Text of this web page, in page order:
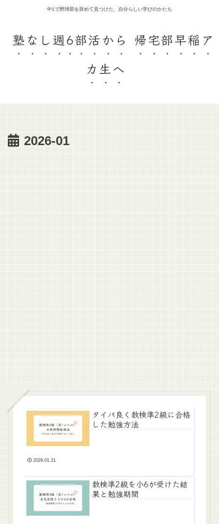
中1で野球部を辞めて見つけた、自分らしい学びのかたち
塾なし週6部活から 帰宅部早稲ア
カ生へ
2026-01
タイパ良く数検準2級に合格
した勉強方法
2026.01.21
数検準2級を小6が受けた結
果と勉強期間